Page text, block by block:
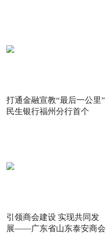
打通金融宣教“最后一公里”
民生银行福州分行首个
引领商会建设 实现共同发
展——广东省山东泰安商会